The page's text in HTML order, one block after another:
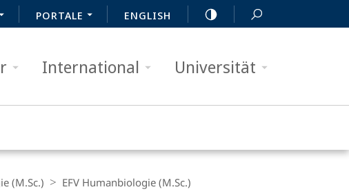
PORTALE ENGLISH
International Universität
(M.Sc.) EFV Humanbiologie (M.Sc.)